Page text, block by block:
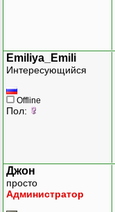
Emiliya_Emili
Интересующийся
Offline
Пол:
Джон
просто
Администратор